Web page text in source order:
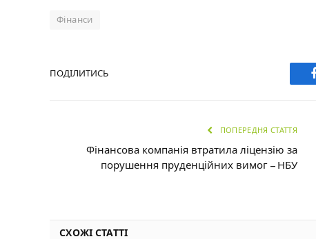
Фінанси
ПОДІЛИТИСЬ
ПОПЕРЕДНЯ СТАТТЯ
Фінансова компанія втратила ліцензію за
порушення пруденційних вимог – НБУ
СХОЖІ СТАТТІ